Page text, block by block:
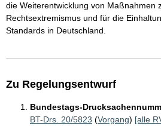
die Weiterentwicklung von Maßnahmen
Rechtsextremismus und für die
Standards in Deutschland.
Zu Regelungsentwurf
Bundestags-
BT-Drs. 20/5823 (Vorgang) [alle